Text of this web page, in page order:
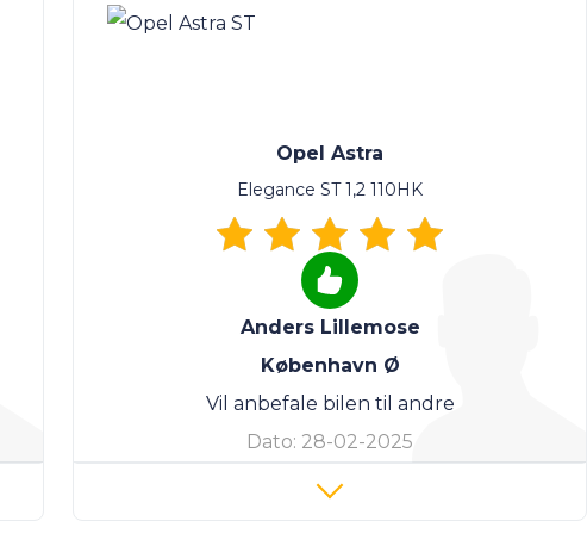
Opel Astra
Elegance ST 1,2 110HK
Anders Lillemose
København Ø
Vil anbefale bilen til andre
Dato: 28-02-2025